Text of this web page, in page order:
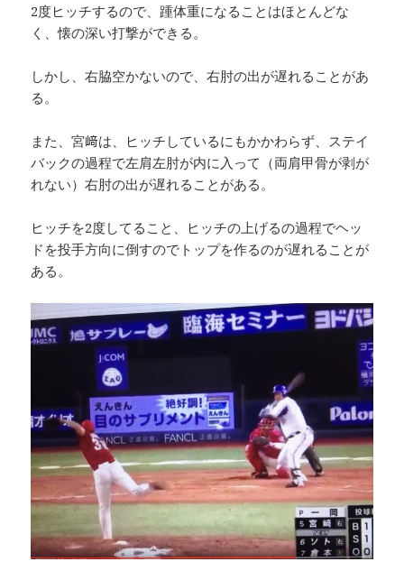
2度ヒッチするので、踵体重になることはほとんどな
く、懐の深い打撃ができる。
しかし、右脇空かないので、右肘の出が遅れることがあ
る。
また、宮﨑は、ヒッチしているにもかかわらず、ステイ
バックの過程で左肩左肘が内に入って（両肩甲骨が剥が
れない）右肘の出が遅れることがある。
ヒッチを2度してること、ヒッチの上げるの過程でヘッ
ドを投手方向に倒すのでトップを作るのが遅れることが
ある。